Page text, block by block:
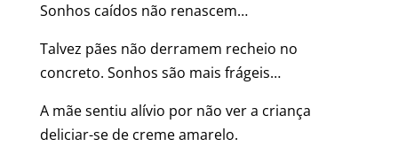
Sonhos caídos não renascem…
Talvez pães não derramem recheio no
concreto. Sonhos são mais frágeis…
A mãe sentiu alívio por não ver a criança
deliciar-se de creme amarelo.